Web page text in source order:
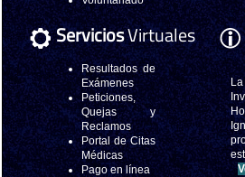
ServiciosVirtuales
Resultados de
Exámenes
Peticiones,
Quejas y
Reclamos
Portal de Citas
Médicas
Pago en línea